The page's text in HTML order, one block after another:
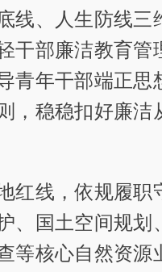
线、人生防线三
干部廉洁教育管
青年干部端正思
，稳稳扣好廉洁
红线，依规履职
、国土空间规划
等核心自然资源